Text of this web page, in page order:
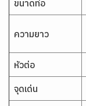
ขนาดท่อ
ความยาว
หัวต่อ
จุดเด่น